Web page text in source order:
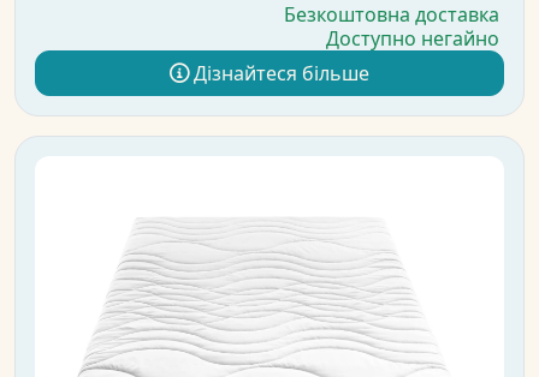
Безкоштовна доставка
Доступно негайно
Дізнайтеся більше